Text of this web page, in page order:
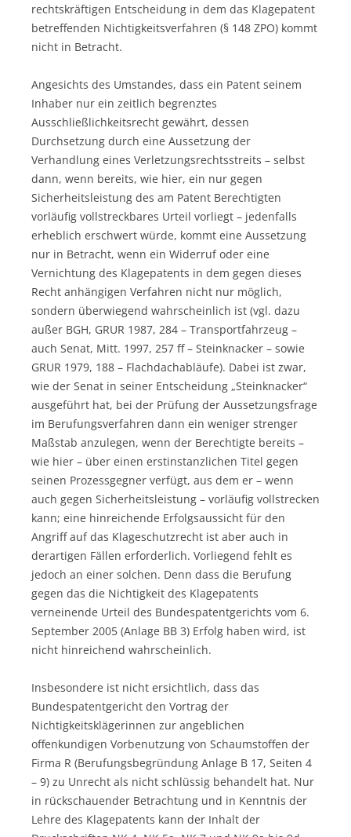
rechtskräftigen Entscheidung in dem das Klagepatent
betreffenden Nichtigkeitsverfahren (§ 148 ZPO) kommt
nicht in Betracht.
Angesichts des Umstandes, dass ein Patent seinem
Inhaber nur ein zeitlich begrenztes
Ausschließlichkeitsrecht gewährt, dessen
Durchsetzung durch eine Aussetzung der
Verhandlung eines Verletzungsrechtsstreits – selbst
dann, wenn bereits, wie hier, ein nur gegen
Sicherheitsleistung des am Patent Berechtigten
vorläufig vollstreckbares Urteil vorliegt – jedenfalls
erheblich erschwert würde, kommt eine Aussetzung
nur in Betracht, wenn ein Widerruf oder eine
Vernichtung des Klagepatents in dem gegen dieses
Recht anhängigen Verfahren nicht nur möglich,
sondern überwiegend wahrscheinlich ist (vgl. dazu
außer BGH, GRUR 1987, 284 – Transportfahrzeug –
auch Senat, Mitt. 1997, 257 ff – Steinknacker – sowie
GRUR 1979, 188 – Flachdachabläufe). Dabei ist zwar,
wie der Senat in seiner Entscheidung „Steinknacker“
ausgeführt hat, bei der Prüfung der Aussetzungsfrage
im Berufungsverfahren dann ein weniger strenger
Maßstab anzulegen, wenn der Berechtigte bereits –
wie hier – über einen erstinstanzlichen Titel gegen
seinen Prozessgegner verfügt, aus dem er – wenn
auch gegen Sicherheitsleistung – vorläufig vollstrecken
kann; eine hinreichende Erfolgsaussicht für den
Angriff auf das Klageschutzrecht ist aber auch in
derartigen Fällen erforderlich. Vorliegend fehlt es
jedoch an einer solchen. Denn dass die Berufung
gegen das die Nichtigkeit des Klagepatents
verneinende Urteil des Bundespatentgerichts vom 6.
September 2005 (Anlage BB 3) Erfolg haben wird, ist
nicht hinreichend wahrscheinlich.
Insbesondere ist nicht ersichtlich, dass das
Bundespatentgericht den Vortrag der
Nichtigkeitsklägerinnen zur angeblichen
offenkundigen Vorbenutzung von Schaumstoffen der
Firma R (Berufungsbegründung Anlage B 17, Seiten 4
– 9) zu Unrecht als nicht schlüssig behandelt hat. Nur
in rückschauender Betrachtung und in Kenntnis der
Lehre des Klagepatents kann der Inhalt der